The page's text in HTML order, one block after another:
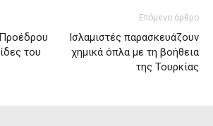
του
Επόμενο άρθρο
Ισλαμιστές παρασκευάζουν
χημικά όπλα με τη βοήθεια
της Τουρκίας